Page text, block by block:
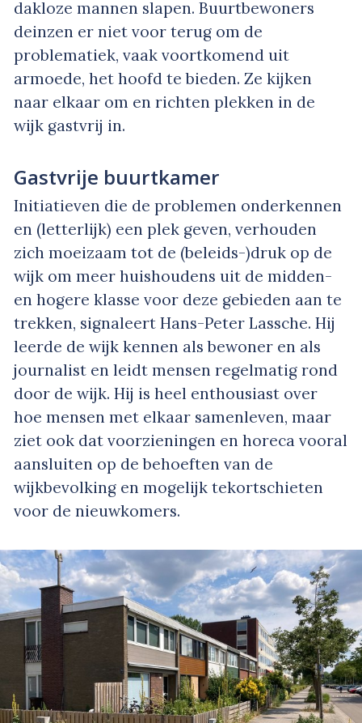
dakloze mannen slapen. Buurtbewoners
deinzen er niet voor terug om de
problematiek, vaak voortkomend uit
armoede, het hoofd te bieden. Ze kijken
naar elkaar om en richten plekken in de
wijk gastvrij in.
Gastvrije buurtkamer
Initiatieven die de problemen onderkennen
en (letterlijk) een plek geven, verhouden
zich moeizaam tot de (beleids-)druk op de
wijk om meer huishoudens uit de midden-
en hogere klasse voor deze gebieden aan te
trekken, signaleert Hans-Peter Lassche. Hij
leerde de wijk kennen als bewoner en als
journalist en leidt mensen regelmatig rond
door de wijk. Hij is heel enthousiast over
hoe mensen met elkaar samenleven, maar
ziet ook dat voorzieningen en horeca vooral
aansluiten op de behoeften van de
wijkbevolking en mogelijk tekortschieten
voor de nieuwkomers.